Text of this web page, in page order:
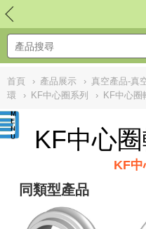
首頁 › 產品展示 › 真空產品-真
環
› KF中心圈系列 › KF中心圈
KF中心
KF中
同類型產品
NULL